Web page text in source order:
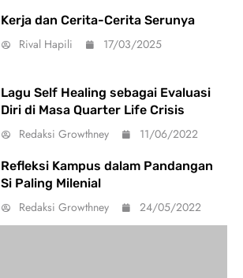
Kerja dan Cerita-Cerita Serunya
Rival Hapili 17/03/2025
Lagu Self Healing sebagai Evaluasi
Diri di Masa Quarter Life Crisis
Redaksi Growthney 11/06/2022
Refleksi Kampus dalam Pandangan
Si Paling Milenial
Redaksi Growthney 24/05/2022